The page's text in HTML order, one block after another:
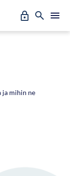
Oma
Erto
Hae
A
a
ja mihin ne